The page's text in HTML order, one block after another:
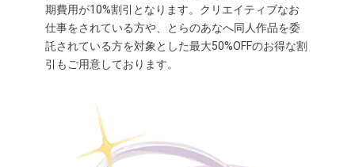
期費用が10%割引となります。クリエイティブなお
仕事をされている方や、とらのあなへ同人作品を委
託されている方を対象とした最大50%OFFのお得な割
引もご用意しております。